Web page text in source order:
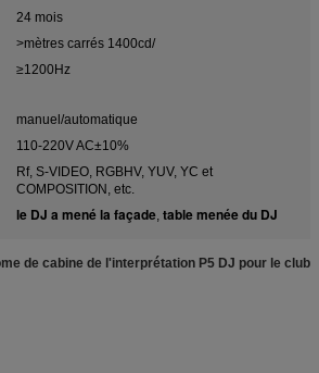
24 mois
>mètres carrés 1400cd/
≥1200Hz
manuel/automatique
110-220V AC±10%
Rf, S-VIDEO, RGBHV, YUV, YC et
COMPOSITION, etc.
le DJ a mené la façade, table menée du DJ
de cabine de l'interprétation P5 DJ pour le club